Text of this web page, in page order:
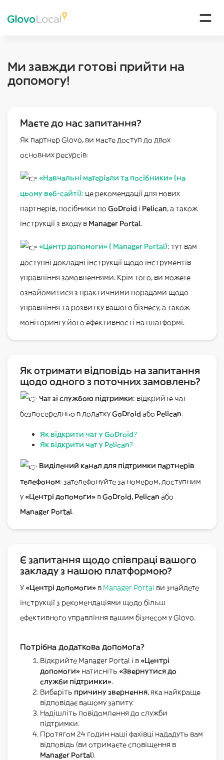
Ми завжди готові прийти на
допомогу!
Маєте до нас запитання?
Як партнер Glovo, ви маєте доступ до двох
основних ресурсів:
«Навчальні матеріали та посібники» (на
цьому веб-сайті): це рекомендації для нових
партнерів, посібники по GoDroid і Pelican, а також
інструкції з входу в Manager Portal.
«Центр допомоги» ( Manager Portal): тут вам
доступні докладні інструкції щодо інструментів
управління замовленнями. Крім того, ви можете
ознайомитися з практичними порадами щодо
управління та розвитку вашого бізнесу, а також
моніторингу його ефективності на платформі.
Як отримати відповідь на запитання
щодо одного з поточних замовлень?
Чат зі службою підтримки: відкрийте чат
безпосередньо в додаткуGoDroid або Pelican.
Як відкрити чат у GoDroid?
Як відкрити чат у Pelican?
Виділений канал для підтримки партнерів
телефоном: зателефонуйте за номером, доступним
у «Центрі допомоги» вGoDroid, Pelican або
Manager Portal.
Є запитання щодо співпраці вашого
закладу з нашою платформою?
У «Центрі допомоги» в Manager Portal ви знайдете
інструкції з рекомендаціями щодо більш
ефективного управління вашим бізнесом у Glovo.
Потрібна додаткова допомога?
Відкрийте Manager Portal і в «Центрі
допомоги» натисніть «Звернутися до
служби підтримки».
Виберіть причину звернення, яка найкраще
відповідає вашому запиту.
Надішліть повідомлення до служби
підтримки.
Протягом 24 годин наші фахівці нададуть вам
відповідь (ви отримаєте сповіщення в
Manager Portal).